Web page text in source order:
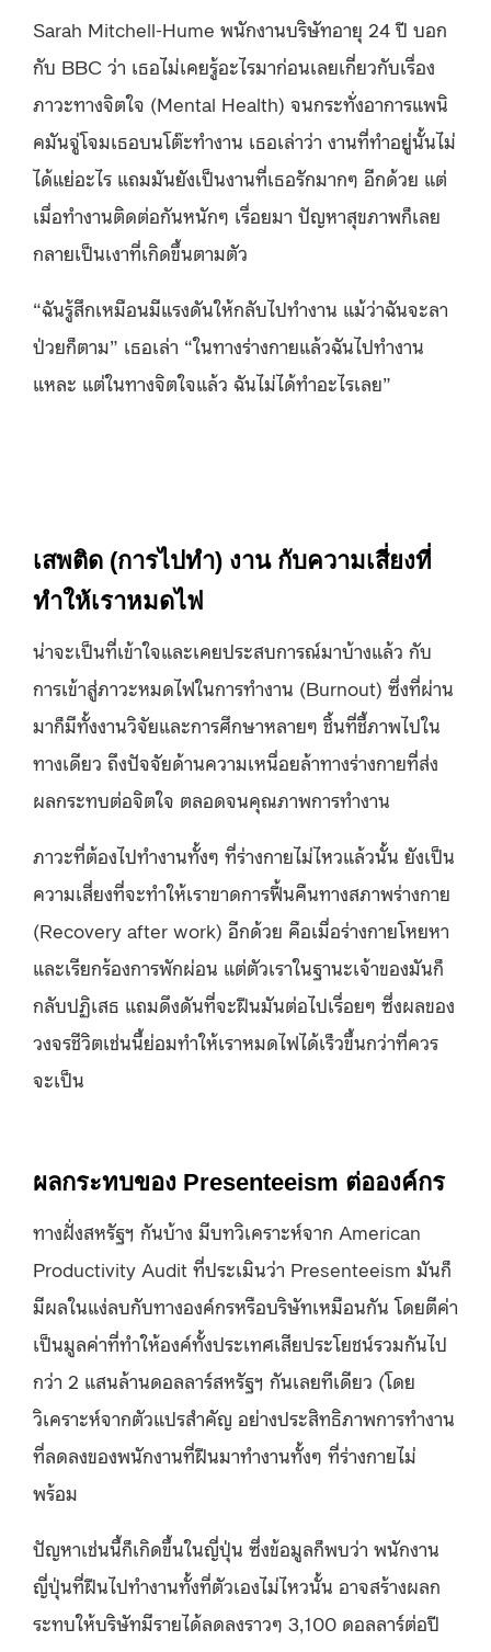
Sarah Mitchell-Hume พนักงานบริษัทอายุ 24 ปี บอก
กับ BBC ว่า เธอไม่เคยรู้อะไรมาก่อนเลยเกี่ยวกับเรื่อง
ภาวะทางจิตใจ (Mental Health) จนกระทั่งอาการแพนิ
คมันจู่โจมเธอบนโต๊ะทำงาน เธอเล่าว่า งานที่ทำอยู่นั้นไม่
ได้แย่อะไร แถมมันยังเป็นงานที่เธอรักมากๆ อีกด้วย แต่
เมื่อทำงานติดต่อกันหนักๆ เรื่อยมา ปัญหาสุขภาพก็เลย
กลายเป็นเงาที่เกิดขึ้นตามตัว
“ฉันรู้สึกเหมือนมีแรงดันให้กลับไปทำงาน แม้ว่าฉันจะลา
ป่วยก็ตาม” เธอเล่า “ในทางร่างกายแล้วฉันไปทำงาน
แหละ แต่ในทางจิตใจแล้ว ฉันไม่ได้ทำอะไรเลย”
เสพติด (การไปทำ) งาน กับความเสี่ยงที่
ทำให้เราหมดไฟ
น่าจะเป็นที่เข้าใจและเคยประสบการณ์มาบ้างแล้ว กับ
การเข้าสู่ภาวะหมดไฟในการทำงาน (Burnout) ซึ่งที่ผ่าน
มาก็มีทั้งงานวิจัยและการศึกษาหลายๆ ชิ้นที่ชี้ภาพไปใน
ทางเดียว ถึงปัจจัยด้านความเหนื่อยล้าทางร่างกายที่ส่ง
ผลกระทบต่อจิตใจ ตลอดจนคุณภาพการทำงาน
ภาวะที่ต้องไปทำงานทั้งๆ ที่ร่างกายไม่ไหวแล้วนั้น ยังเป็น
ความเสี่ยงที่จะทำให้เราขาดการฟื้นคืนทางสภาพร่างกาย
(Recovery after work) อีกด้วย คือเมื่อร่างกายโหยหา
และเรียกร้องการพักผ่อน แต่ตัวเราในฐานะเจ้าของมันก็
กลับปฏิเสธ แถมดึงดันที่จะฝืนมันต่อไปเรื่อยๆ ซึ่งผลของ
วงจรชีวิตเช่นนี้ย่อมทำให้เราหมดไฟได้เร็วขึ้นกว่าที่ควร
จะเป็น
ผลกระทบของ Presenteeism ต่อองค์กร
ทางฝั่งสหรัฐฯ กันบ้าง มีบทวิเคราะห์จาก American
Productivity Audit ที่ประเมินว่า Presenteeism มันก็
มีผลในแง่ลบกับทางองค์กรหรือบริษัทเหมือนกัน โดยตีค่า
เป็นมูลค่าที่ทำให้องค์ทั้งประเทศเสียประโยชน์รวมกันไป
กว่า 2 แสนล้านดอลลาร์สหรัฐฯ กันเลยทีเดียว (โดย
วิเคราะห์จากตัวแปรสำคัญ อย่างประสิทธิภาพการทำงาน
ที่ลดลงของพนักงานที่ฝืนมาทำงานทั้งๆ ที่ร่างกายไม่
พร้อม
ปัญหาเช่นนี้ก็เกิดขึ้นในญี่ปุ่น ซึ่งข้อมูลก็พบว่า พนักงาน
ญี่ปุ่นที่ฝืนไปทำงานทั้งที่ตัวเองไม่ไหวนั้น อาจสร้างผลก
ระทบให้บริษัทมีรายได้ลดลงราวๆ 3,100 ดอลลาร์ต่อปี